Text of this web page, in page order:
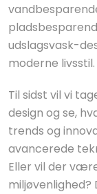
udslagsvask-
moderne livsstil.
Til sidst vil vi
design og se,
trends og
avancerede
Eller vil der
miljøvenlighed?